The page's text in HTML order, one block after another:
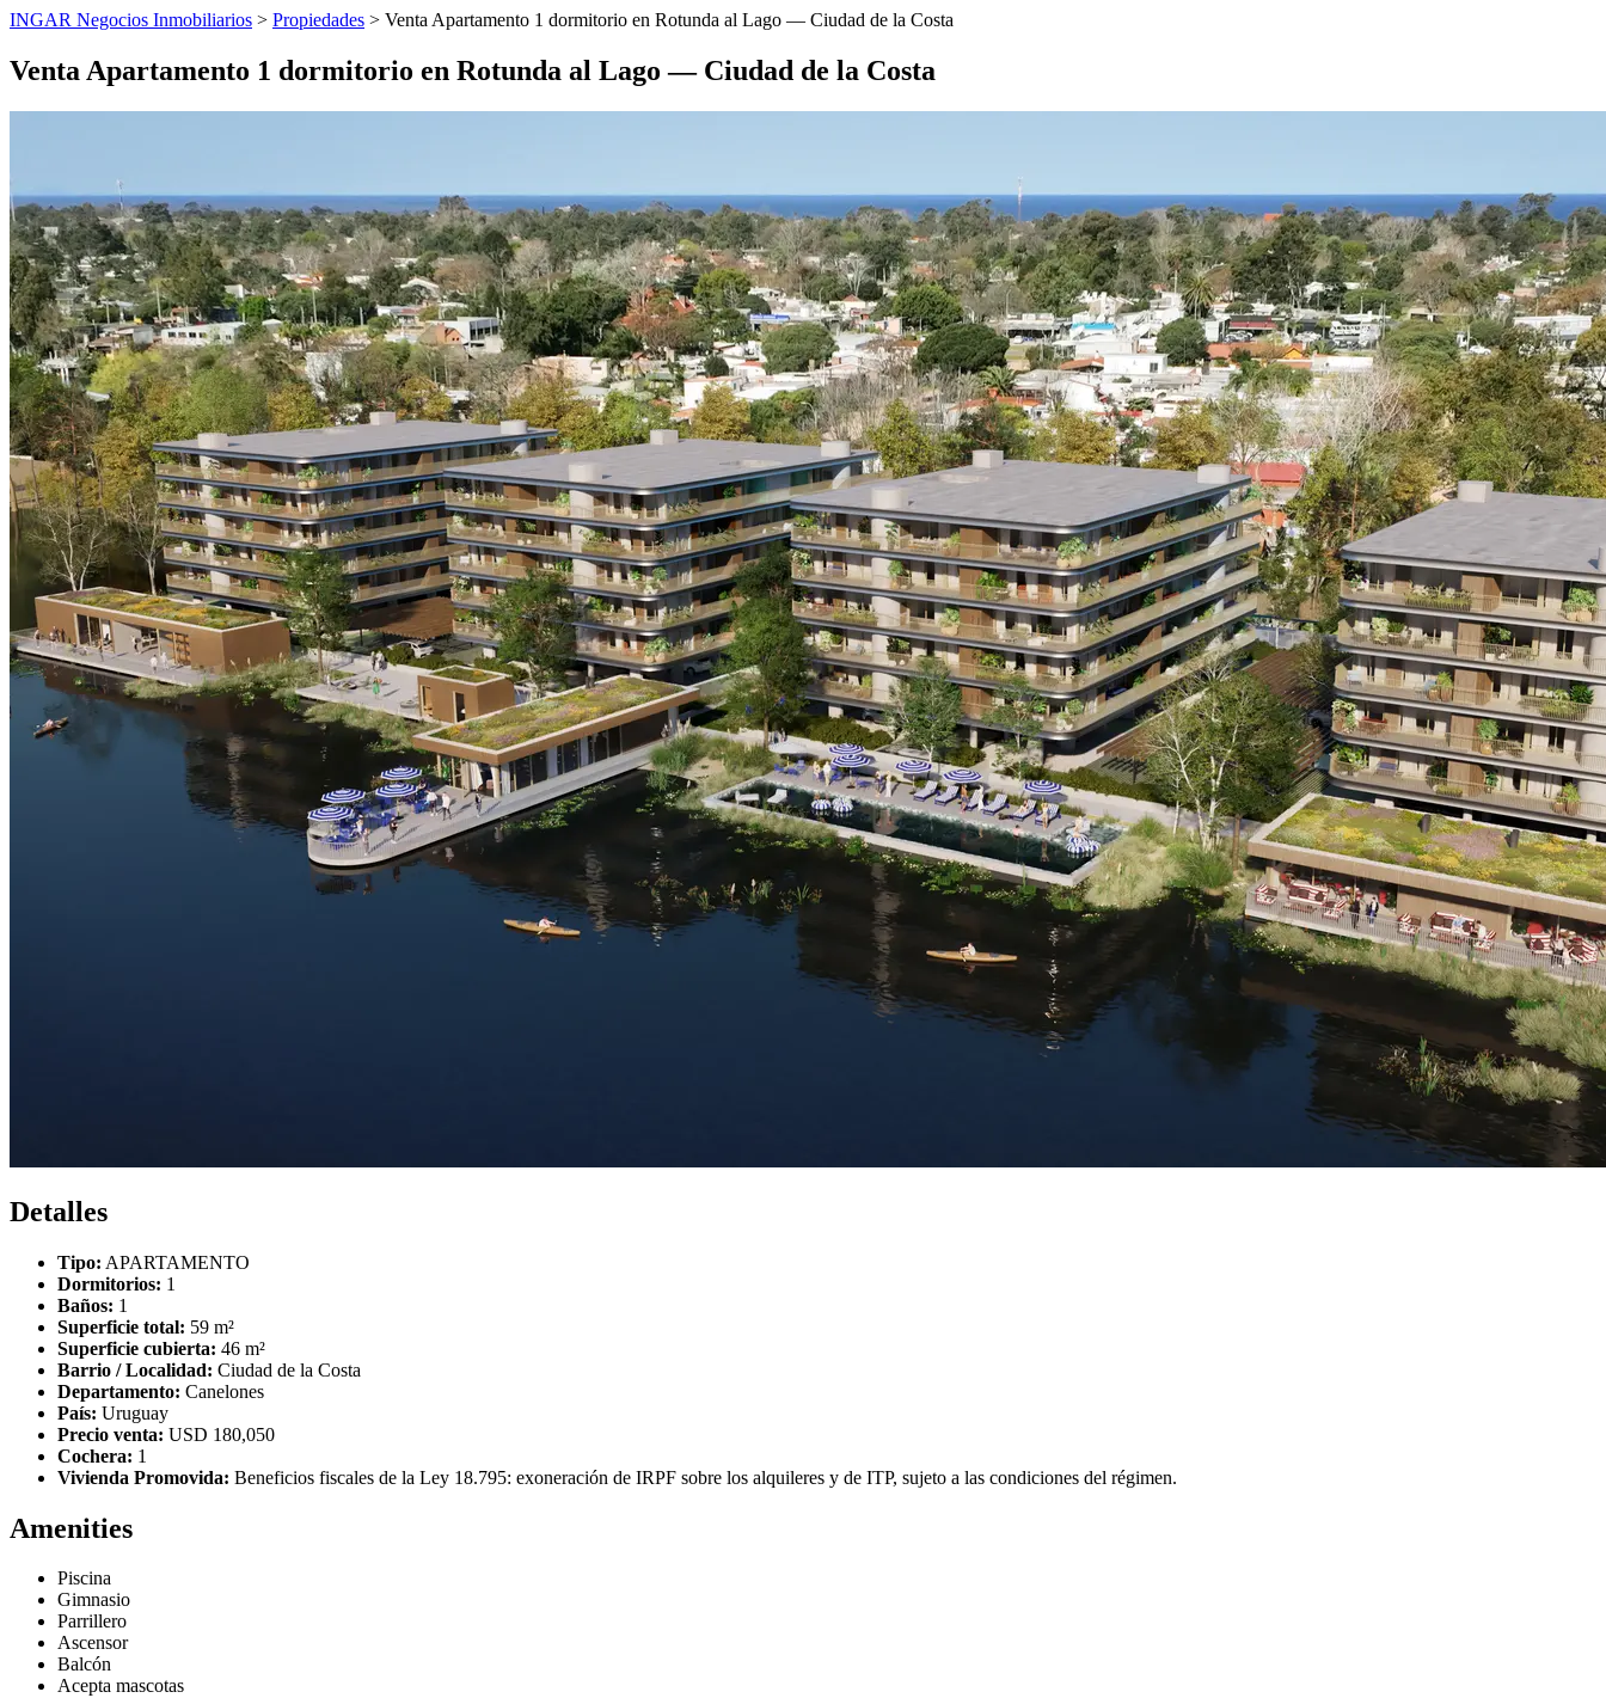
INGAR Negocios Inmobiliarios > Propiedades > Venta Apartamento 1 dormitorio en Rotunda al Lago — Ciudad de la Costa
Venta Apartamento 1 dormitorio en Rotunda al Lago — Ciudad de la Costa
Detalles
Tipo: APARTAMENTO
Dormitorios: 1
Baños: 1
Superficie total: 59 m²
Superficie cubierta: 46 m²
Barrio / Localidad: Ciudad de la Costa
Departamento: Canelones
País: Uruguay
Precio venta: USD 180,050
Cochera: 1
Vivienda Promovida: Beneficios fiscales de la Ley 18.795: exoneración de IRPF sobre los alquileres y de ITP, sujeto a las condiciones del régimen.
Amenities
Piscina
Gimnasio
Parrillero
Ascensor
Balcón
Acepta mascotas